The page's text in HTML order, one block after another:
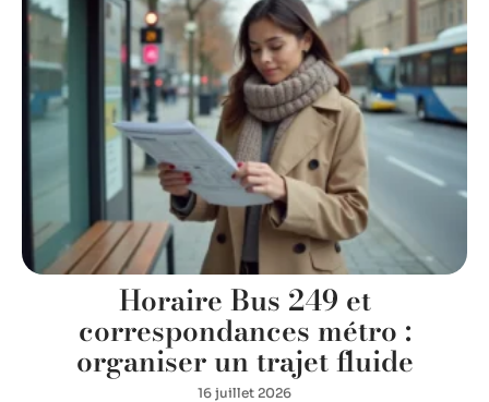
Horaire Bus 249 et
correspondances métro :
organiser un trajet fluide
16 juillet 2026